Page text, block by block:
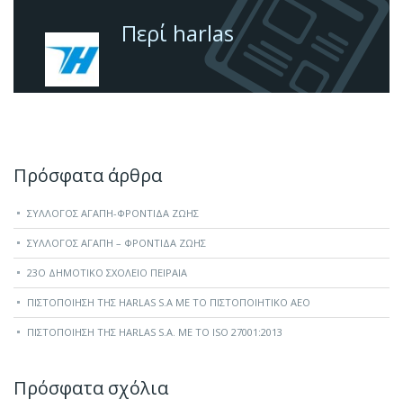
Περί harlas
Πρόσφατα άρθρα
ΣΎΛΛΟΓΟΣ ΑΓΆΠΗ-ΦΡΟΝΤΊΔΑ ΖΩΉΣ
ΣΎΛΛΟΓΟΣ ΑΓΆΠΗ – ΦΡΟΝΤΊΔΑ ΖΩΉΣ
23O ΔΗΜΟΤΙΚΌ ΣΧΟΛΕΊΟ ΠΕΙΡΑΙΆ
ΠΙΣΤΟΠΟΊΗΣΗ ΤΗΣ HARLAS S.A ΜΕ ΤΟ ΠΙΣΤΟΠΟΙΗΤΙΚΌ ΑΕΟ
ΠΙΣΤΟΠΟΊΗΣΗ ΤΗΣ HARLAS S.A. ΜΕ ΤΟ ISO 27001:2013
Πρόσφατα σχόλια